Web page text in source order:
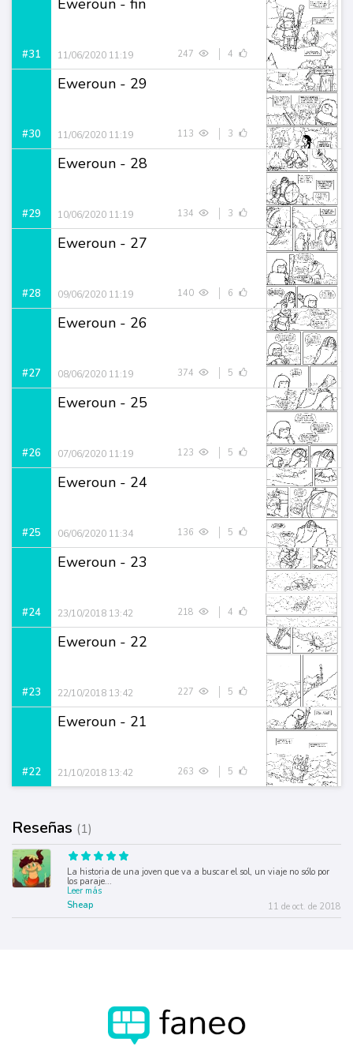
#31
Eweroun - fin
11/06/2020 11:19 247 4
#30
Eweroun - 29
11/06/2020 11:19 113 3
#29
Eweroun - 28
10/06/2020 11:19 134 3
#28
Eweroun - 27
09/06/2020 11:19 140 6
#27
Eweroun - 26
08/06/2020 11:19 374 5
#26
Eweroun - 25
07/06/2020 11:19 123 5
#25
Eweroun - 24
06/06/2020 11:34 136 5
#24
Eweroun - 23
23/10/2018 13:42 218 4
#23
Eweroun - 22
22/10/2018 13:42 227 5
#22
Eweroun - 21
21/10/2018 13:42 263 5
Reseñas (1)
La historia de una joven que va a buscar el sol, un viaje no sólo por
los paraje...
Leer más
Sheap
11 de oct. de 2018